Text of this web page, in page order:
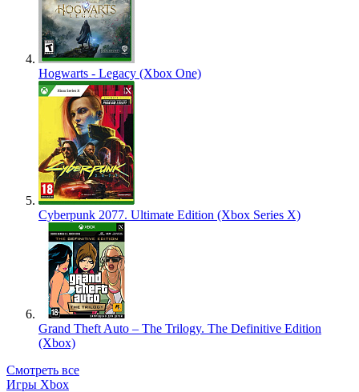
Hogwarts - Legacy (Xbox One)
Cyberpunk 2077. Ultimate Edition (Xbox Series X)
Grand Theft Auto – The Trilogy. The Definitive Edition
(Xbox)
Смотреть все
Игры Xbox